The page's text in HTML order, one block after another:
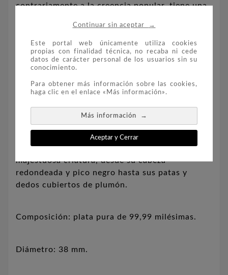
Continuar sin aceptar →
Este portal web únicamente utiliza cookies
propias con finalidad técnica, no recaba ni cede
datos de carácter personal de los usuarios sin su
conocimiento.
Para obtener más información sobre las cookies,
haga clic en el enlace «Más información».
Más información →
Aceptar y Cerrar
contrariamente a la creencia popular, tiene una
habilidad particularmente importante para este
habitante del norte que debe cazar bajo el sol
de medianoche del verano ártico.
Diseñada por el artista canadiense Douglas
nival tras la primera nevada.
grabado y realzado con vibrantes colores, este
singular primer plano permite apreciar las
extraordinarias características de esta
majestuosa criatura, desde su cabeza
redondeada y pico negro hasta sus patas y
dedos cubiertos de plumón.
Composición: plata pura de 99,99 milésimas.
Diámetro: 38 mm.